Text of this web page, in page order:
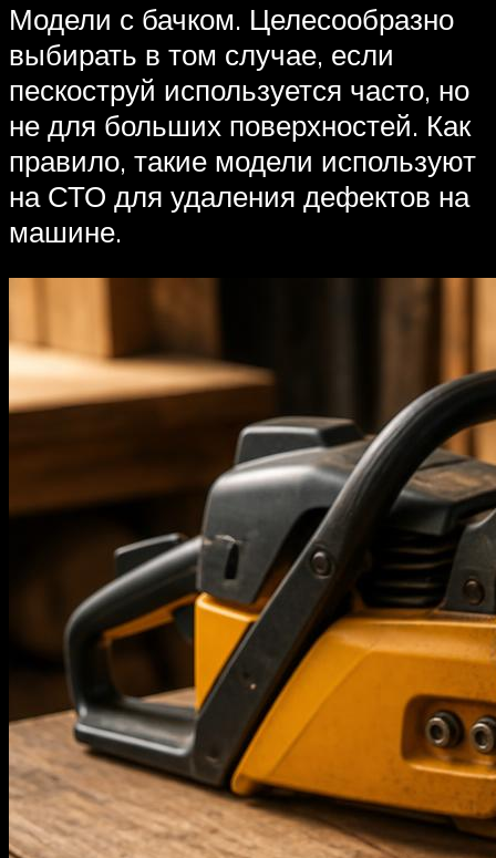
Модели с бачком. Целесообразно
выбирать в том случае, если
пескоструй используется часто, но
не для больших поверхностей. Как
правило, такие модели используют
на СТО для удаления дефектов на
машине.